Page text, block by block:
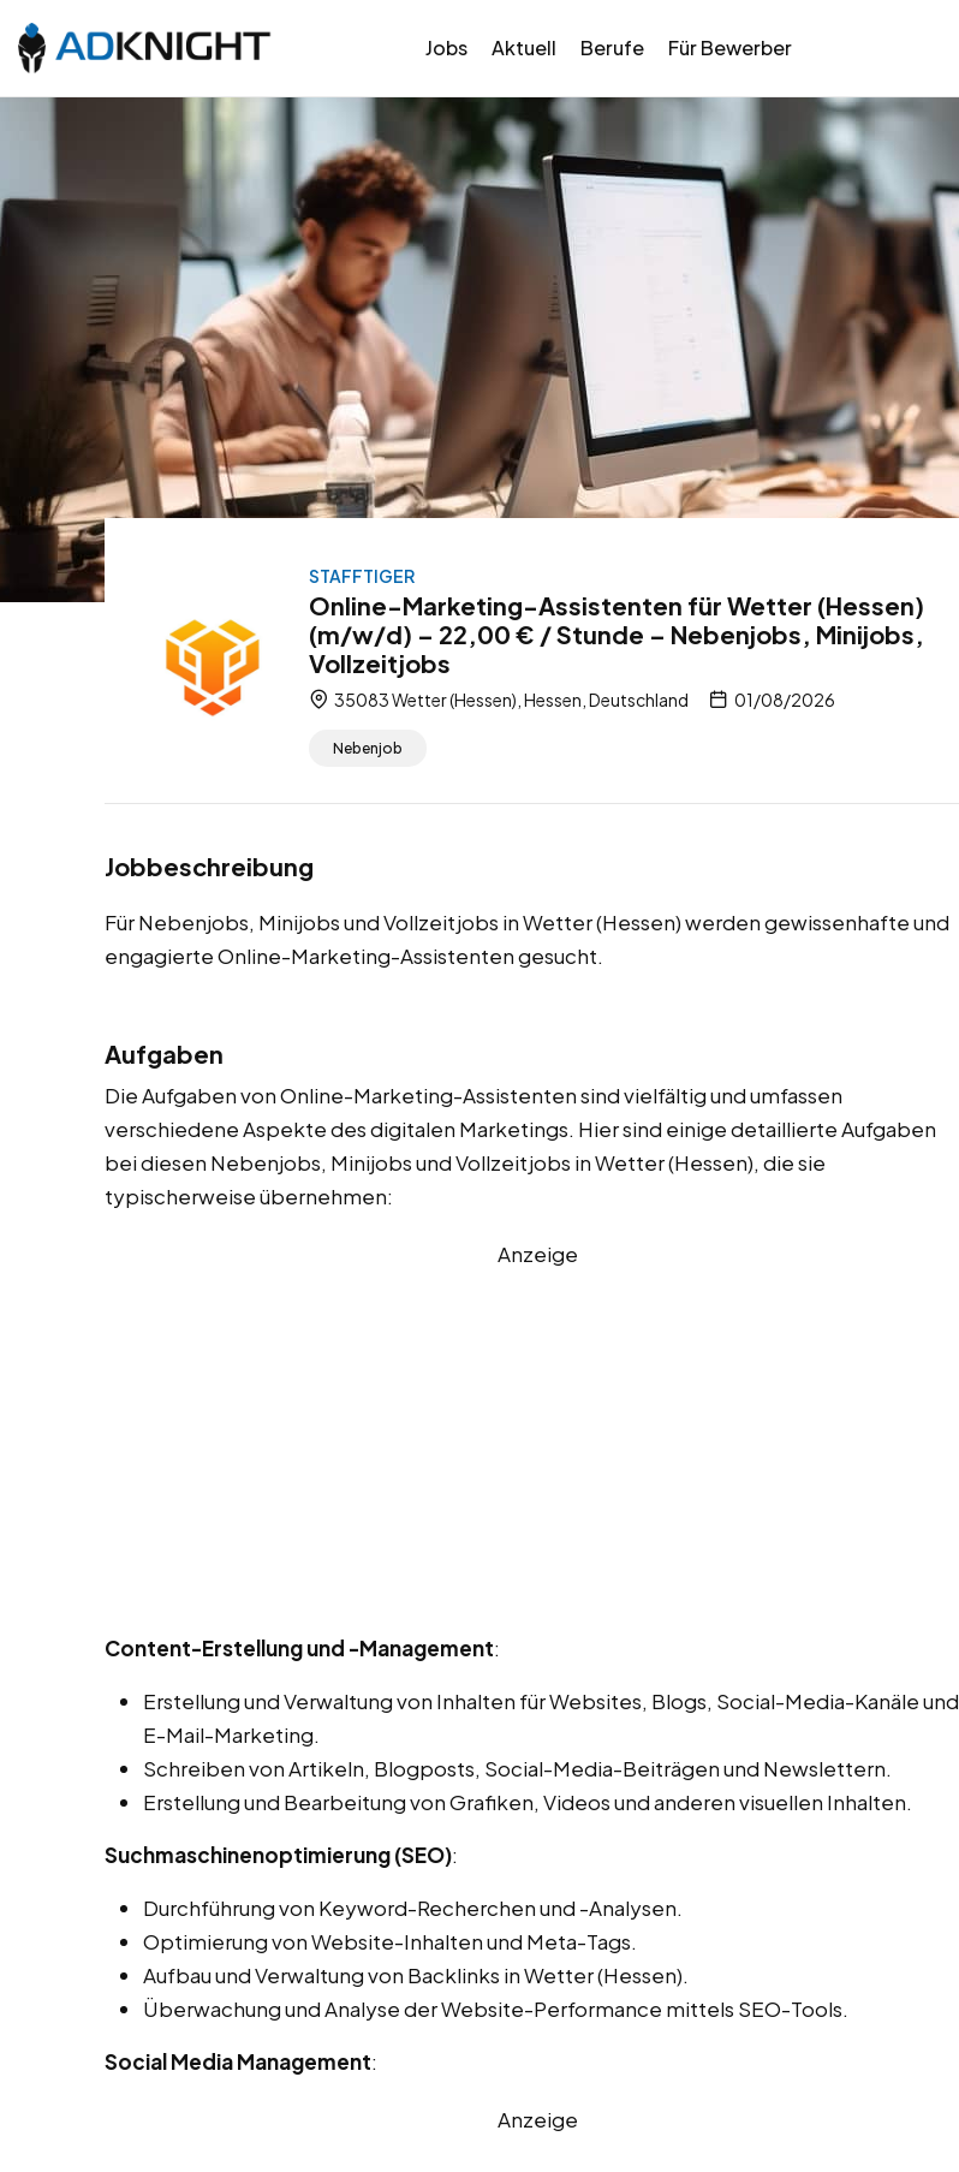
Jobs Aktuell Berufe Für Bewerber
STAFFTIGER
Online-Marketing-Assistenten für Wetter (Hessen)
(m/w/d) – 22,00 € / Stunde – Nebenjobs, Minijobs,
Vollzeitjobs
35083 Wetter (Hessen), Hessen, Deutschland 01/08/2026
Nebenjob
Jobbeschreibung
Für Nebenjobs, Minijobs und Vollzeitjobs in Wetter (Hessen) werden gewissenhafte und
engagierte Online-Marketing-Assistenten gesucht.
Aufgaben
Die Aufgaben von Online-Marketing-Assistenten sind vielfältig und umfassen
verschiedene Aspekte des digitalen Marketings. Hier sind einige detaillierte Aufgaben
bei diesen Nebenjobs, Minijobs und Vollzeitjobs in Wetter (Hessen), die sie
typischerweise übernehmen:
Anzeige
Content-Erstellung und -Management:
Erstellung und Verwaltung von Inhalten für Websites, Blogs, Social-Media-Kanäle und
E-Mail-Marketing.
Schreiben von Artikeln, Blogposts, Social-Media-Beiträgen und Newslettern.
Erstellung und Bearbeitung von Grafiken, Videos und anderen visuellen Inhalten.
Suchmaschinenoptimierung (SEO):
Durchführung von Keyword-Recherchen und -Analysen.
Optimierung von Website-Inhalten und Meta-Tags.
Aufbau und Verwaltung von Backlinks in Wetter (Hessen).
Überwachung und Analyse der Website-Performance mittels SEO-Tools.
Social Media Management:
Anzeige